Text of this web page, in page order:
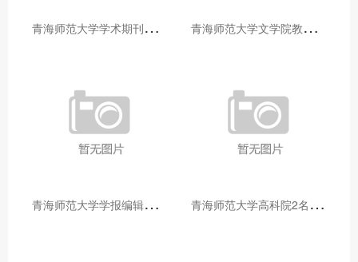
青
海师范大学学术期刊两个专栏入选2025年青海省期刊重点专栏 青
海师范大学文学院教师赴山东省相关高校和学术机构交流学习
青
海师范大学学报编辑部赴大通县城关镇上毛佰胜村开展帮扶慰问活动 青
海师范大学高科院2名专家当选中国科学院院士